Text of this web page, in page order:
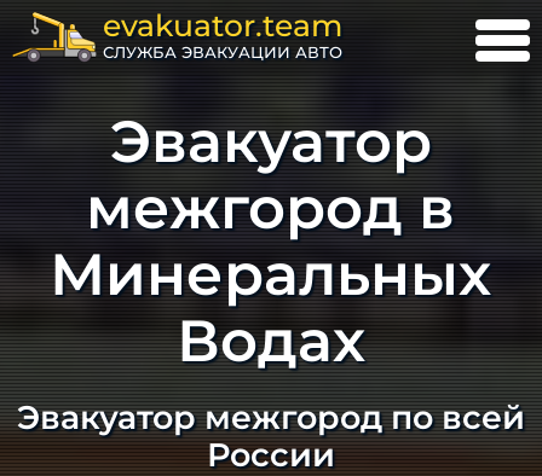
evakuator.team
СЛУЖБА ЭВАКУАЦИИ АВТО
Эвакуатор
межгород в
Минеральных
Водах
Эвакуатор межгород по всей
России